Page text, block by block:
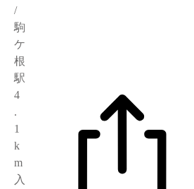
/
駒
ケ
根
駅
4
.
1
k
m
入